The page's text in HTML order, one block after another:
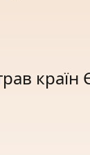
країн